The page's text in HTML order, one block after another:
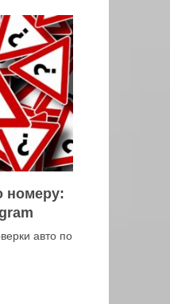
номеру:
авто по